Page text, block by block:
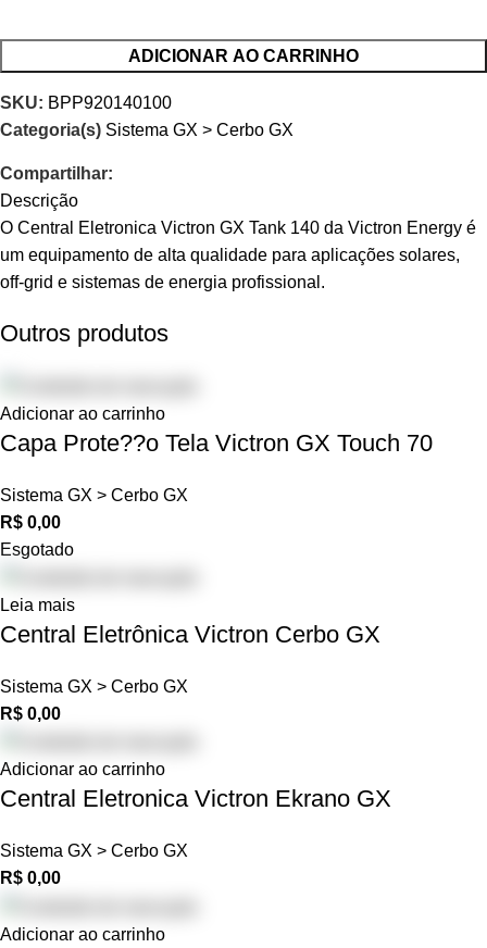
ADICIONAR AO CARRINHO
SKU: BPP920140100
Categoria(s) Sistema GX > Cerbo GX
Compartilhar:
Descrição
O Central Eletronica Victron GX Tank 140 da Victron Energy é
um equipamento de alta qualidade para aplicações solares,
off-grid e sistemas de energia profissional.
Outros produtos
Adicionar ao carrinho
Capa Prote??o Tela Victron GX Touch 70
Sistema GX > Cerbo GX
R$ 0,00
Esgotado
Leia mais
Central Eletrônica Victron Cerbo GX
Sistema GX > Cerbo GX
R$ 0,00
Adicionar ao carrinho
Central Eletronica Victron Ekrano GX
Sistema GX > Cerbo GX
R$ 0,00
Adicionar ao carrinho